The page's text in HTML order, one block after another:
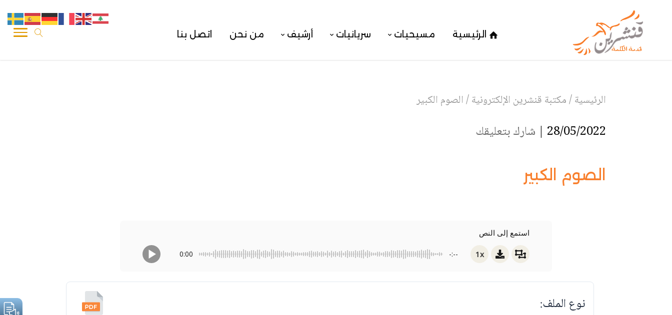
الرئيسية مسيحيات سريانيات أرشيف من نحن اتصل بنا
الرئيسية/مكتبة قنشرين الإلكترونية/الصوم الكبير
28/05/2022 | شارك بتعليقك
الصوم الكبير
استمع إلى النص
0:00 -:-- 1x
نوع الملف: